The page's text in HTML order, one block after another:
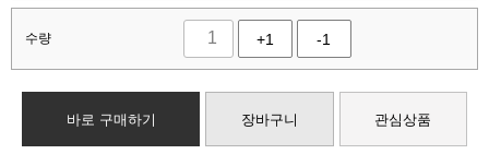
수량 +1 -1
바로 구매하기 장바구니 관심상품